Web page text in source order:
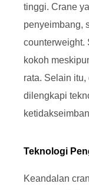
tinggi. Crane
penyeimbang,
counterweight.
kokoh
rata. Selain
dilengkapi
Teknologi
Keandalan